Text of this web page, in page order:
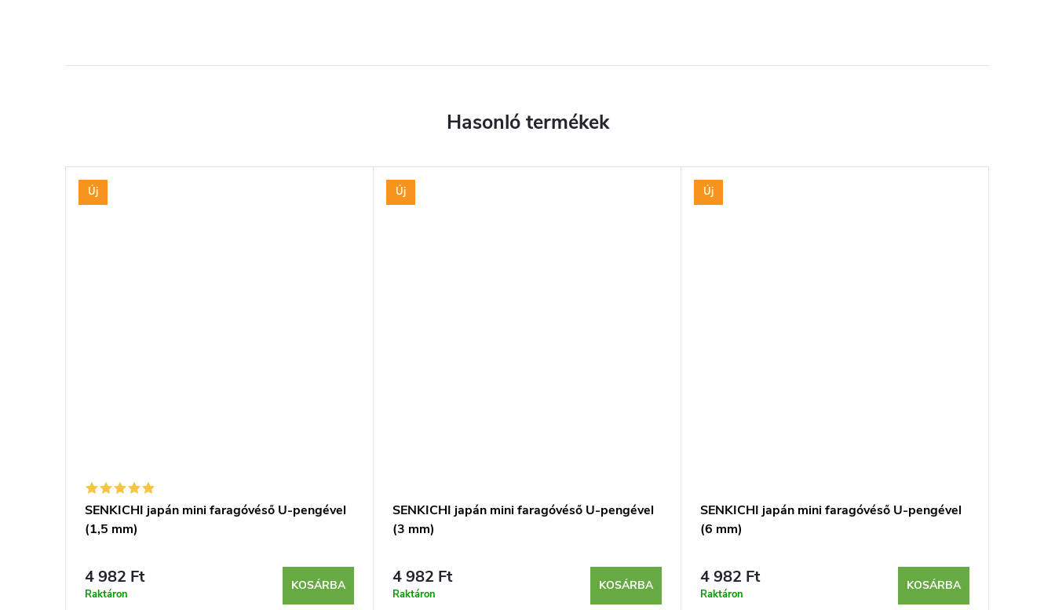
Új
SENKICHI japán mini faragóvéső U-pengével
(1,5 mm)
4 982 Ft
Raktáron
KOSÁRBA
Új
SENKICHI japán mini faragóvéső U-pengével
(3 mm)
4 982 Ft
Raktáron
KOSÁRBA
Új
SENKICHI japán mini faragóvéső U-pengével
(6 mm)
4 982 Ft
Raktáron
KOSÁRBA